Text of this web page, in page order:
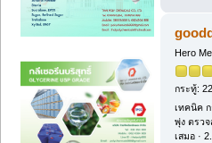
Hero
กระทู้:
เทคนิค
พุ่ง ตรว
เสมอ ·